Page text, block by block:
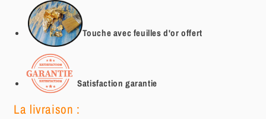
Touche avec feuilles d'or offert
Satisfaction garantie
La livraison :